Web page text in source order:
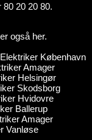
20 20 80.
også her.
København
Amager
Helsingør
Skodsborg
Hvidovre
Ballerup
Amager
Vanløse